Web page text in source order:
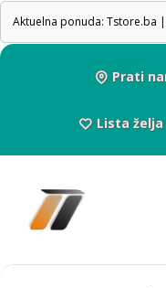
Aktuelna ponuda: Tstore.ba
Prati
Lista želja